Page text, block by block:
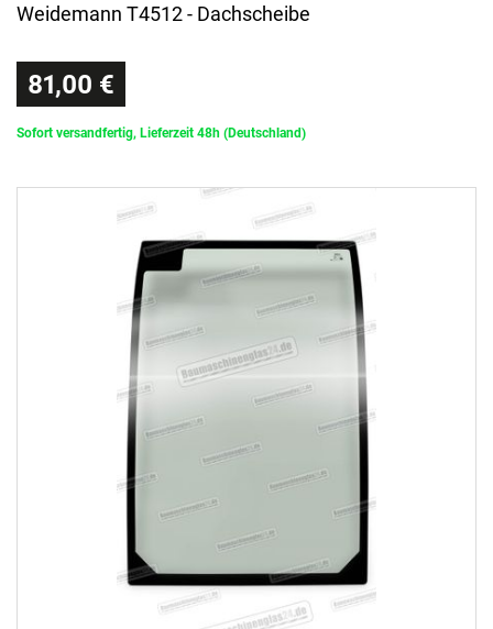
Weidemann T4512 - Dachscheibe
81,00 €
Sofort versandfertig, Lieferzeit 48h (Deutschland)